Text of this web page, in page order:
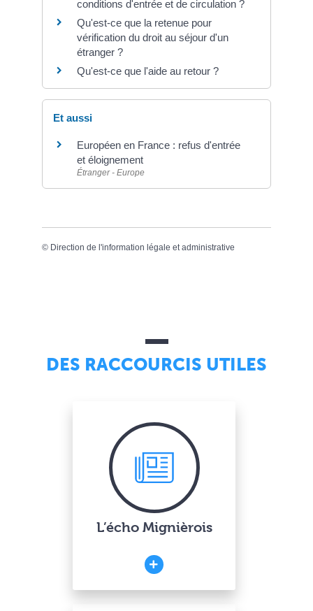
conditions d'entrée et de circulation ?
Qu'est-ce que la retenue pour
vérification du droit au séjour d'un
étranger ?
Qu'est-ce que l'aide au retour ?
Et aussi
Européen en France : refus d'entrée
et éloignement
Étranger - Europe
© Direction de l'information légale et administrative
DES RACCOURCIS UTILES
L’écho Mignièrois